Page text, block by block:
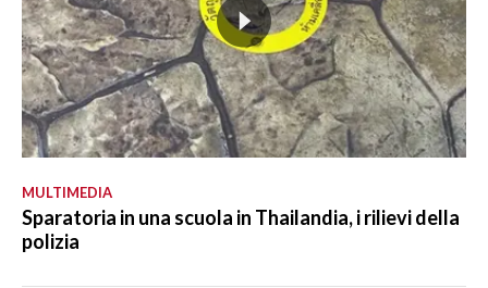
MULTIMEDIA
Sparatoria in una scuola in Thailandia, i rilievi della
polizia